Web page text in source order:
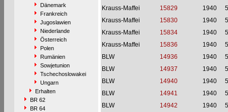
Dänemark
Frankreich
Jugoslawien
Niederlande
Österreich
Polen
Rumänien
Sowjetunion
Tschechoslowakei
Ungarn
Erhalten
BR 62
BR 64
Krauss-Maffei
15829 1940
Krauss-Maffei
15830 1940
Krauss-Maffei
15834 1940
Krauss-Maffei
15836 1940
BLW
14936 1940
BLW
14937 1940
BLW
14940 1940
BLW
14941 1940
BLW
14942 1940